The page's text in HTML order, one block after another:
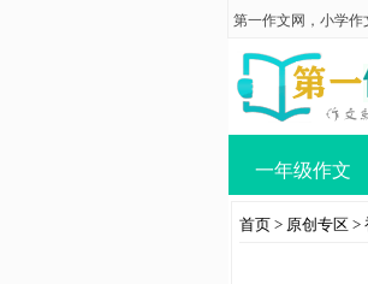
第一作文网 ， 小学作
一年级作文
首页 > 原创专区 >